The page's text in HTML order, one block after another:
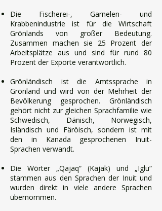
Die Fischerei-, Garnelen- und
Krabbenindustrie ist für die Wirtschaft
Grönlands von großer Bedeutung.
Zusammen machen sie 25 Prozent der
Arbeitsplätze aus und sind für rund 80
Prozent der Exporte verantwortlich.
Grönländisch ist die Amtssprache in
Grönland und wird von der Mehrheit der
Bevölkerung gesprochen. Grönländisch
gehört nicht zur gleichen Sprachfamilie wie
Schwedisch, Dänisch, Norwegisch,
Isländisch und Färöisch, sondern ist mit
den in Kanada gesprochenen Inuit-
Sprachen verwandt.
Die Wörter „Qajaq“ (Kajak) und „Iglu“
stammen aus den Sprachen der Inuit und
wurden direkt in viele andere Sprachen
übernommen.